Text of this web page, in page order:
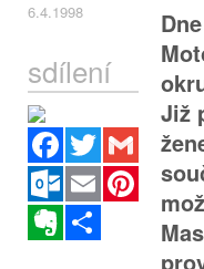
6.4.1998
sdílení
Facebook
Twitter
Gmail
Outlook.com
Email
Pinterest
Evernote
Již